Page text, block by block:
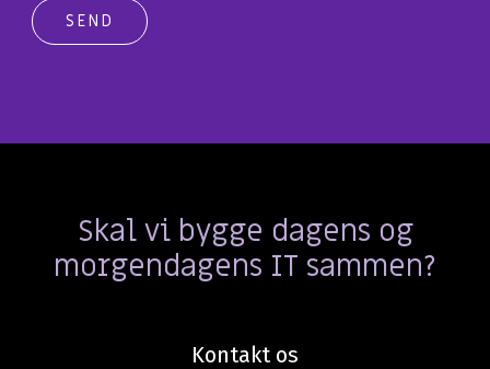
Skal vi bygge dagens og
morgendagens IT sammen?
Kontakt os